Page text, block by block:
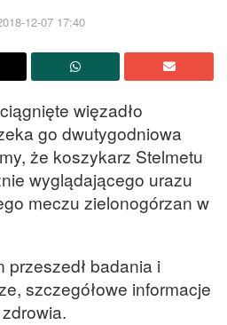
12-07 17:40
więzadło
go dwutygodniowa
że koszykarz Stelmetu
wyglądającego urazu
meczu zielonogórzan w
przeszedł badania i
szczegółowe informacje